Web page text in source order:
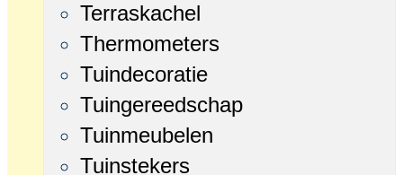
Terraskachel
Thermometers
Tuindecoratie
Tuingereedschap
Tuinmeubelen
Tuinstekers